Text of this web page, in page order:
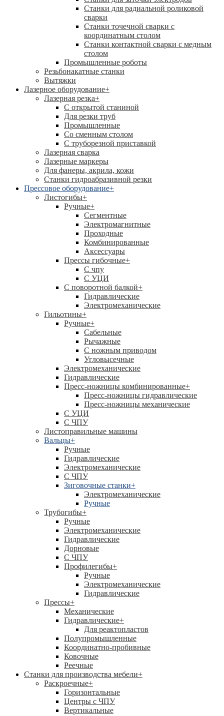
Станки для радиальной роликовой
сварки
Станки точечной сварки с
координатным столом
Станки контактной сварки с медным
столом
Промышленные роботы
Резьбонакатные станки
Вытяжки
Лазерное оборудование+
Лазерная резка+
С открытой станиной
Для резки труб
Промышленные
Со сменным столом
С труборезной приставкой
Лазерная сварка
Лазерные маркеры
Для фанеры, акрила, кожи
Станки гидроабразивной резки
Прессовое оборудование+
Листогибы+
Ручные+
Сегментные
Электромагнитные
Проходные
Комбинированные
Аксессуары
Прессы гибочные+
C чпу
С УЦИ
С поворотной балкой+
Гидравлические
Электромеханические
Гильотины+
Ручные+
Сабельные
Рычажные
С ножным приводом
Угловысечные
Электромеханические
Гидравлические
Пресс-ножницы комбинированные+
Пресс-ножницы гидравлические
Пресс-ножницы механические
С УЦИ
С ЧПУ
Листоправильные машины
Вальцы+
Ручные
Гидравлические
Электромеханические
С ЧПУ
Зиговочные станки+
Электромеханические
Ручные
Трубогибы+
Ручные
Электромеханические
Гидравлические
Дорновые
С ЧПУ
Профилегибы+
Ручные
Электромеханические
Гидравлические
Прессы+
Механические
Гидравлические+
Для реактопластов
Полупромышленные
Координатно-пробивные
Ковочные
Реечные
Станки для производства мебели+
Раскроечные+
Горизонтальные
Центры с ЧПУ
Вертикальные